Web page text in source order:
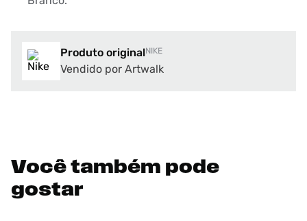
Produto originalNIKE
Vendido por Artwalk
Você também pode
gostar